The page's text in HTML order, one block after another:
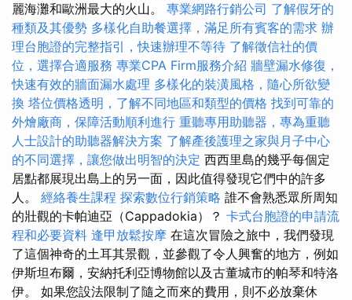
麗海灘和歐洲最大的火山。 專業網路行銷公司 了解假牙的
種類及其優勢 多樣化自助餐選擇，滿足所有賓客的需求 辦
理台胞證的完整指引，快速辦理不等待 了解徵信社的價
位，選擇合適服務 專業CPA Firm服務介紹 牆壁漏水修復，
快速有效的牆面漏水處理 多樣化的裝潢風格，隨心所欲變
換 塔位價格透明，了解不同地區和類型的價格 找到可靠的
外燴廠商，保障活動順利進行 重聽專用助聽器，專為重聽
人士設計的助聽器解決方案 了解產後護理之家與月子中心
的不同選擇，讓您做出明智的決定 西西里島的幾乎每個定
居點都展現出島上的另一面，因此值得發現它們中的許多
人。 經絡養生課程 探索數位行銷策略 誰不會熟悉眾所周知
的壯觀的卡帕迪亞（Cappadokia）？ 卡式台胞證的申請流
程和必要資料 逢甲放鬆按摩 在這次冒險之旅中，我們發現
了這個神奇的土耳其景觀，並參觀了令人興奮的地方，例如
伊斯坦布爾，安納托利亞博物館以及古董城市的帕琴和特洛
伊。 如果您設法限制了隨之而來的費用，則不必放棄休